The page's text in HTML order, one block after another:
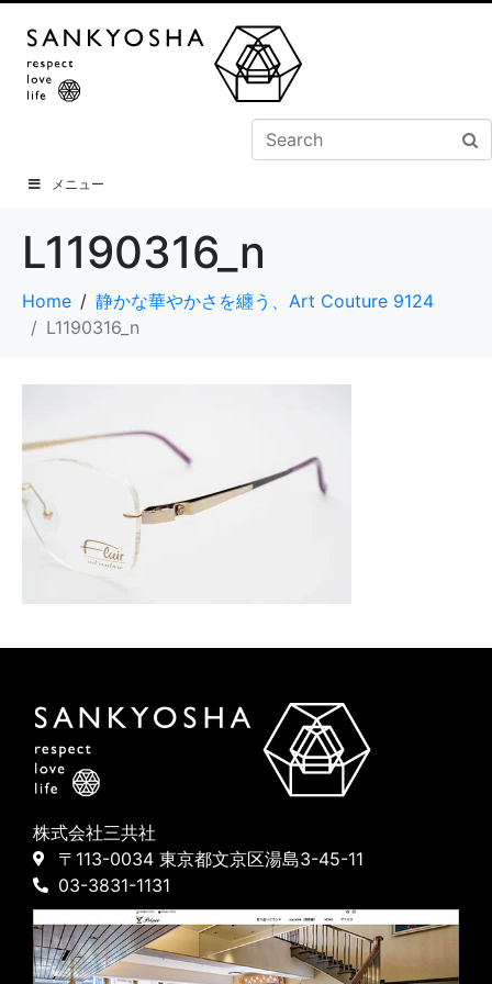
メニュー
L1190316_n
Home
静かな華やかさを纏う、Art Couture 9124
L1190316_n
株式会社三共社
〒113-0034 東京都文京区湯島3-45-11
03-3831-1131